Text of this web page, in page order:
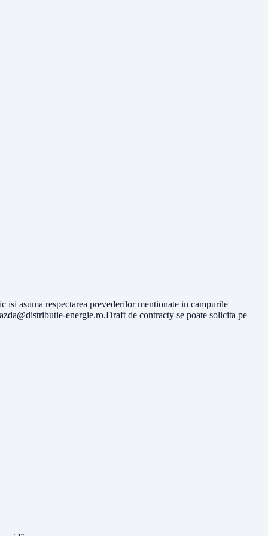
isi asuma respectarea prevederilor mentionate in campurile
energie.ro.Draft de contracty se poate solicita pe